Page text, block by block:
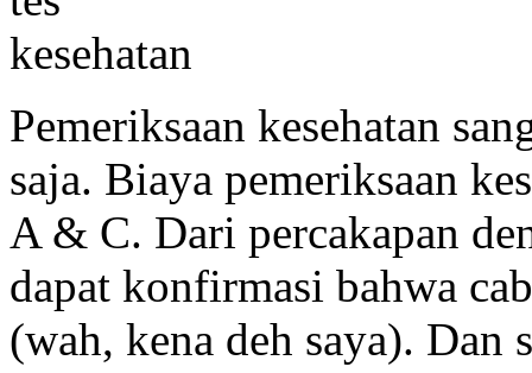
Pemeriksaan kesehatan
saja. Biaya pemeriksaan
A & C. Dari percakapan
dapat konfirmasi bahwa
(wah, kena deh saya). Dan